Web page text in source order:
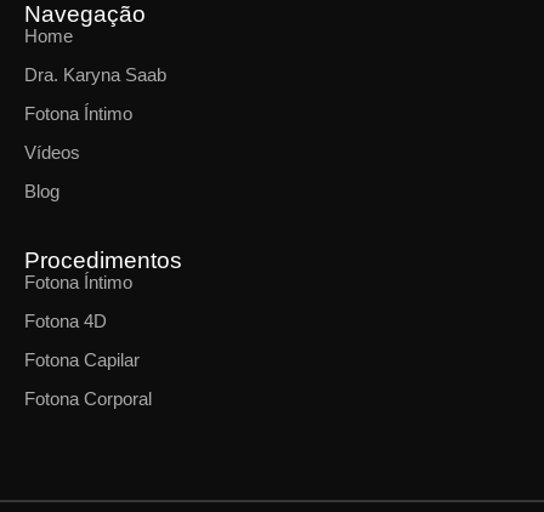
Navegação
Home
Dra. Karyna Saab
Fotona Íntimo
Vídeos
Blog
Procedimentos
Fotona Íntimo
Fotona 4D
Fotona Capilar
Fotona Corporal